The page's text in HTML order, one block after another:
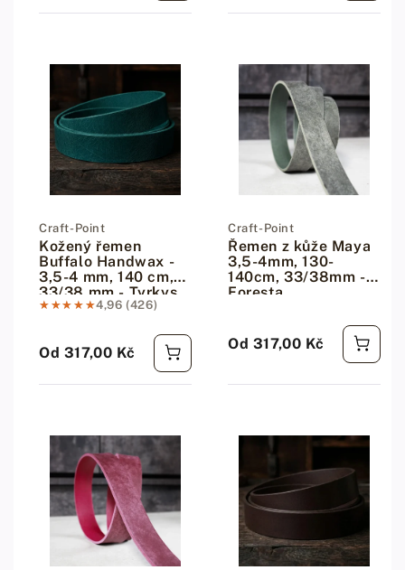
Dodavatel:
Craft-Point
Kožený řemen
Buffalo Handwax -
3,5-4 mm, 140 cm,
33/38 mm - Tyrkys
★★★★★
★★★★★4,96 (426)
Běžná cena
Od 317,00 Kč
Dodavatel:
Craft-Point
Řemen z kůže Maya
3,5-4mm, 130-
140cm, 33/38mm -
Foresta
Běžná cena
Od 317,00 Kč